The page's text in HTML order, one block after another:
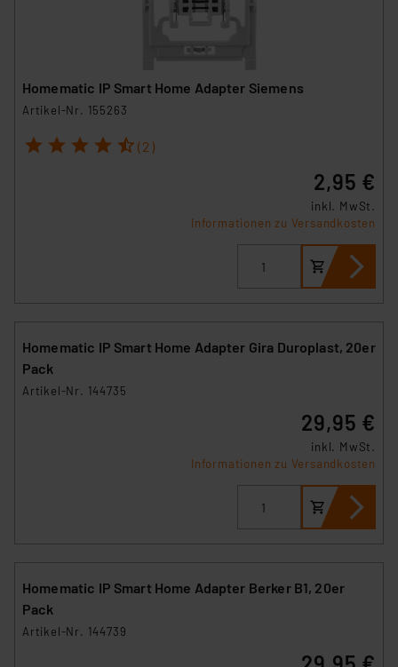
Homematic IP Smart Home Adapter Siemens
Artikel-Nr. 155263
1 2 3 4 5 (2)
2,95 €
inkl. MwSt.
Informationen zu Versandkosten
Homematic IP Smart Home Adapter Gira Duroplast, 20er
Pack
Artikel-Nr. 144735
29,95 €
inkl. MwSt.
Informationen zu Versandkosten
Homematic IP Smart Home Adapter Berker B1, 20er
Pack
Artikel-Nr. 144739